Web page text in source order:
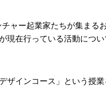
ャー起業家たちが集まる
現在行っている活動につ
インコース」という授業